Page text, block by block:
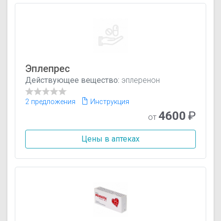
Эплепрес
Действующее вещество: эплеренон
2 предложения Инструкция
от 4600₽
Цены в аптеках